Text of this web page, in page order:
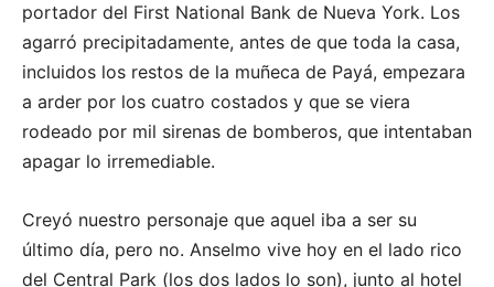
portador del First National Bank de Nueva York. Los
agarró precipitadamente, antes de que toda la casa,
incluidos los restos de la muñeca de Payá, empezara
a arder por los cuatro costados y que se viera
rodeado por mil sirenas de bomberos, que intentaban
apagar lo irremediable.
Creyó nuestro personaje que aquel iba a ser su
último día, pero no. Anselmo vive hoy en el lado rico
del Central Park (los dos lados lo son), junto al hotel